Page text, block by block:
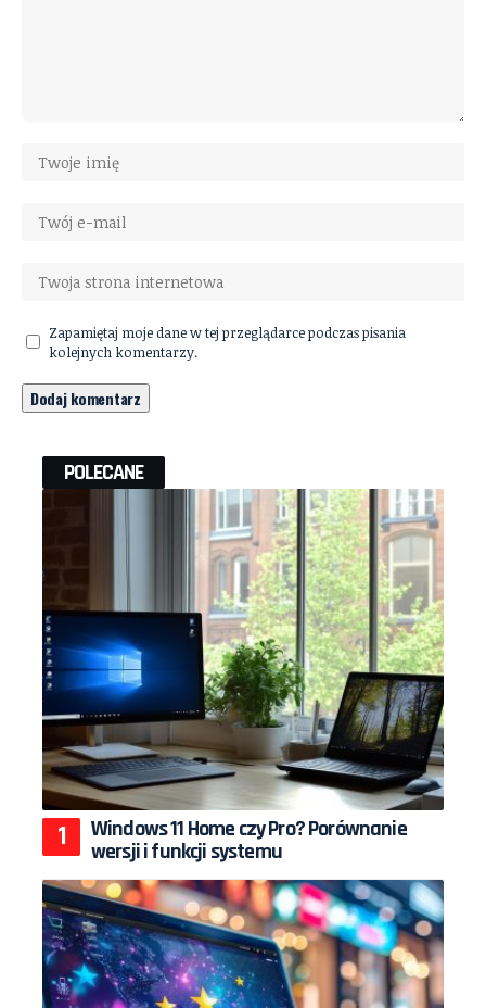
Zapamiętaj moje dane w tej przeglądarce podczas pisania
kolejnych komentarzy.
POLECANE
Windows 11 Home czy Pro? Porównanie
wersji i funkcji systemu